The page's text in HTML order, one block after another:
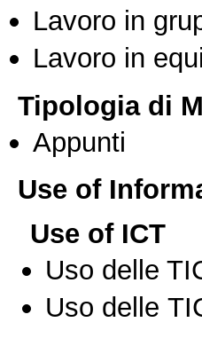
Lavoro in
Lavoro in
Tipologia di
Appunti
Use of
Use of ICT
Uso delle
Uso delle